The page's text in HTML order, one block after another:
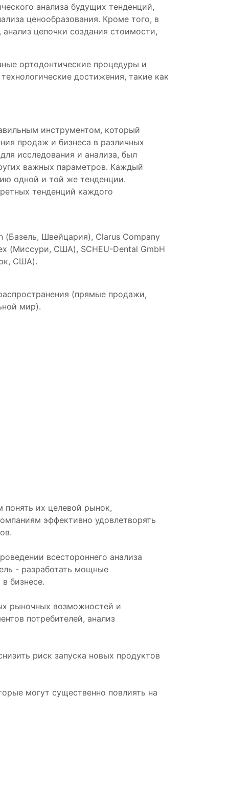
анализа будущих тенденций,
ценообразования. Кроме того, в
цепочки создания стоимости,
ортодонтические процедуры и
достижения, такие как
инструментом, который
продаж и бизнеса в различных
исследования и анализа, был
важных параметров. Каждый
одной и той же тенденции.
тенденций каждого
Швейцария), Clarus Company
(Миссури, США), SCHEU-Dental GmbH
США).
(прямые продажи,
мир).
понять их целевой рынок,
эффективно удовлетворять
всестороннего анализа
- разработать мощные
бизнесе.
рыночных возможностей и
потребителей, анализ
риск запуска новых продуктов
могут существенно повлиять на